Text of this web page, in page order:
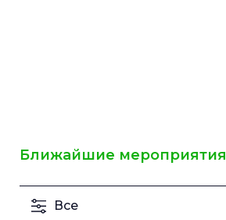
Ближайшие мероприятия
Все